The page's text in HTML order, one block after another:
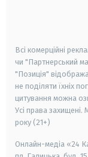
Всі комерційні
чи "Партнерський
"Позиція"
не поділяти їхніх
цитування можна
Усі права захищені.
року (21+)
Онлайн-медіа «24